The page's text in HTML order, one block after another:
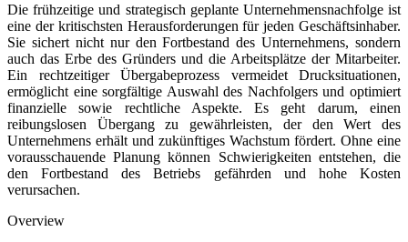
Die frühzeitige und strategisch geplante Unternehmensnachfolge ist
eine der kritischsten Herausforderungen für jeden Geschäftsinhaber.
Sie sichert nicht nur den Fortbestand des Unternehmens, sondern
auch das Erbe des Gründers und die Arbeitsplätze der Mitarbeiter.
Ein rechtzeitiger Übergabeprozess vermeidet Drucksituationen,
ermöglicht eine sorgfältige Auswahl des Nachfolgers und optimiert
finanzielle sowie rechtliche Aspekte. Es geht darum, einen
reibungslosen Übergang zu gewährleisten, der den Wert des
Unternehmens erhält und zukünftiges Wachstum fördert. Ohne eine
vorausschauende Planung können Schwierigkeiten entstehen, die
den Fortbestand des Betriebs gefährden und hohe Kosten
verursachen.
Overview